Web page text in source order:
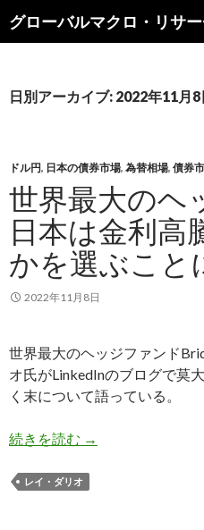
索
ン
キ
ッ
日別アーカイブ: 2022年11月8
ドル円, 日本の債券市場, 為替相場, 債券
世界最大のヘ
日本は金利高
かを選ぶこと
2022年11月8日
世界最大のヘッジファンド
オ氏がLinkedInのブログで莫
く末について語っている。
続きを読む 世界最大のヘッ
→
レイ・ダリオ